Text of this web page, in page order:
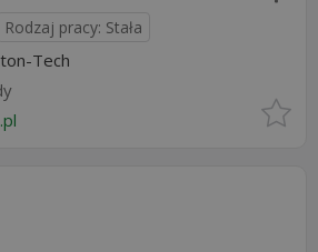
Rodzaj pracy: Stała
Tech